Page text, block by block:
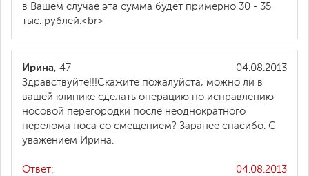
в Вашем случае эта сумма будет примерно 30 - 35
тыс. рублей.<br>
04.08.2013
Ирина, 47
Здравствуйте!!!Скажите пожалуйста, можно ли в
вашей клинике сделать операцию по исправлению
носовой перегородки после неоднократного
перелома носа со смещением? Заранее спасибо. С
уважением Ирина.
04.08.2013
Ответ: